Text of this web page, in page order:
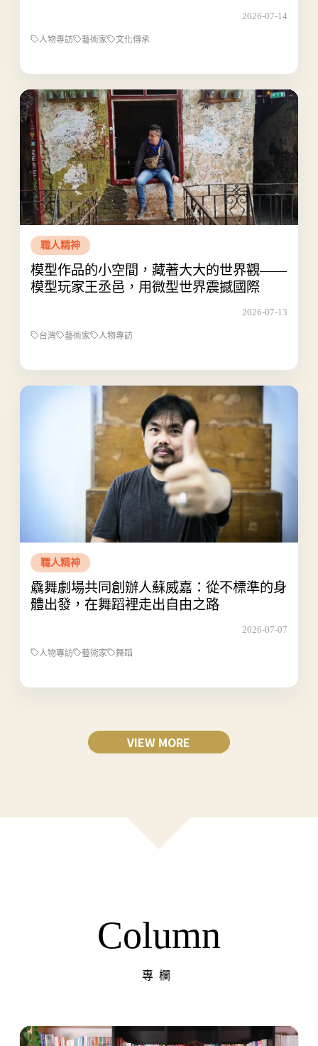
2026-07-14
人物專訪 藝術家 文化傳承
職人精神
模型作品的小空間，藏著大大的世界觀——
模型玩家王丞邑，用微型世界震撼國際
2026-07-13
台灣 藝術家 人物專訪
職人精神
驫舞劇場共同創辦人蘇威嘉：從不標準的身
體出發，在舞蹈裡走出自由之路
2026-07-07
人物專訪 藝術家 舞蹈
VIEW MORE
Column
專欄